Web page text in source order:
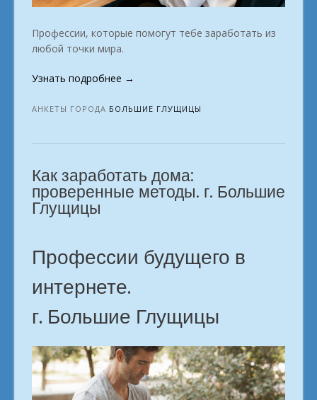
Профессии, которые помогут тебе заработать из
любой точки мира.
Узнать подробнее «Удалённый
Твой
к
зарплате.
город
→
АНКЕТЫ ГОРОДА БОЛЬШИЕ ГЛУЩИЦЫ
Как заработать дома:
проверенные методы. г. Большие
Глущицы
Профессии будущего в
интернете.
г. Большие Глущицы